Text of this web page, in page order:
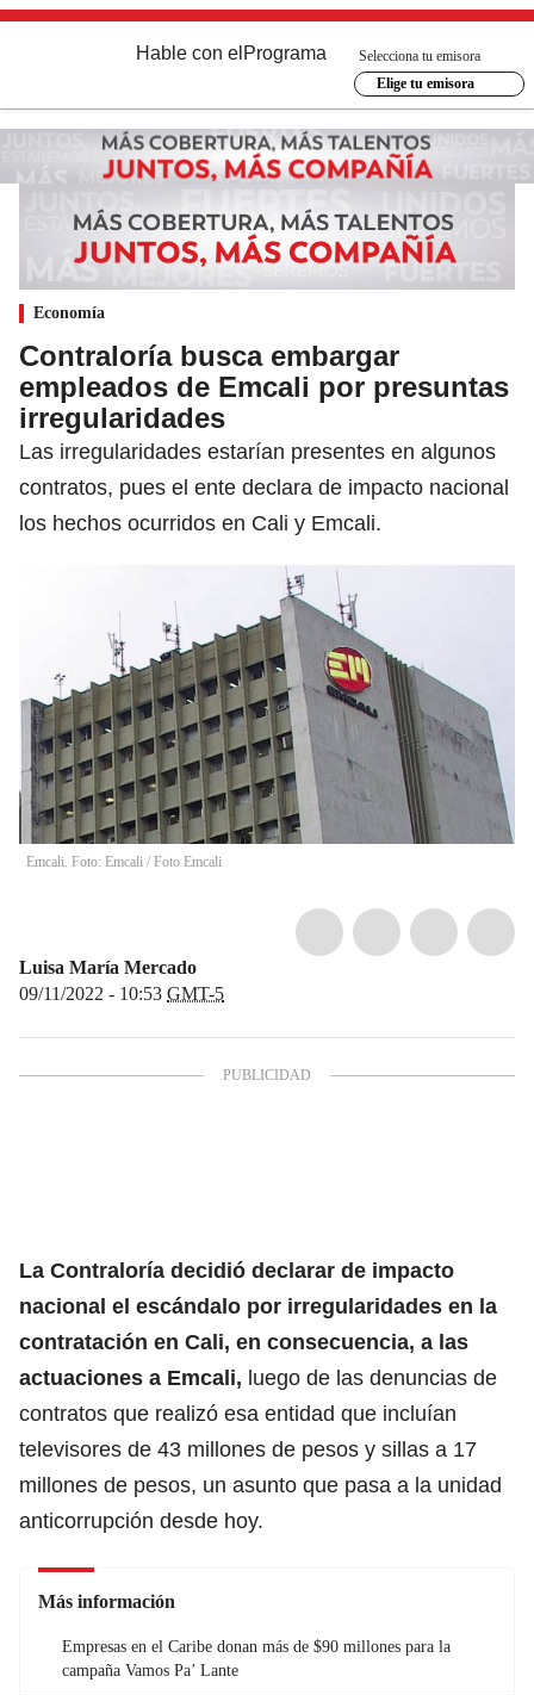
Hable con el Programa
Selecciona tu emisora
Elige tu emisora
Economía
Contraloría busca embargar
empleados de Emcali por presuntas
irregularidades
Las irregularidades estarían presentes en algunos
contratos, pues el ente declara de impacto nacional
los hechos ocurridos en Cali y Emcali.
Emcali. Foto: Emcali / Foto Emcali
Luisa María Mercado
09/11/2022 - 10:53 GMT-5
La Contraloría decidió declarar de impacto
nacional el escándalo por irregularidades en la
contratación en Cali, en consecuencia, a las
actuaciones a Emcali, luego de las denuncias de
contratos que realizó esa entidad que incluían
televisores de 43 millones de pesos y sillas a 17
millones de pesos, un asunto que pasa a la unidad
anticorrupción desde hoy.
Más información
Empresas en el Caribe donan más de $90 millones para la
campaña Vamos Pa’ Lante